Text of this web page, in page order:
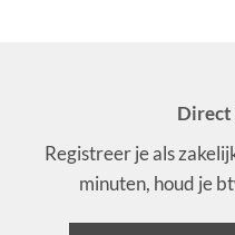
Direct
Registreer je als
minuten, houd je